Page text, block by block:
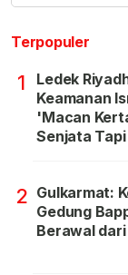
Terpopuler
1
Ledek
Keamanan
'Macan
Senjata
2 Gulkarmat:
Gedung
Berawal dari